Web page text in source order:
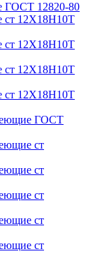
ГОСТ 12820-80
ст 12Х18Н10Т
ст 12Х18Н10Т
ст 12Х18Н10Т
ст 12Х18Н10Т
ГОСТ
ст
ст
ст
ст
ст